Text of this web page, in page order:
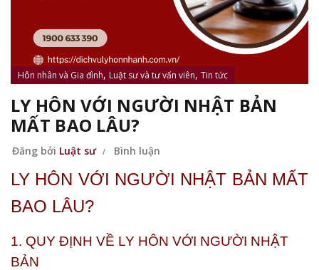
Hôn nhân và Gia đình, Luật sư và tư vấn viên, Tin tức
LY HÔN VỚI NGƯỜI NHẬT BẢN
MẤT BAO LÂU?
Đăng bởi Luật sư Bình luận
LY HÔN VỚI NGƯỜI NHẬT BẢN MẤT
BAO LÂU?
1. QUY ĐỊNH VỀ LY HÔN VỚI NGƯỜI NHẬT
BẢN